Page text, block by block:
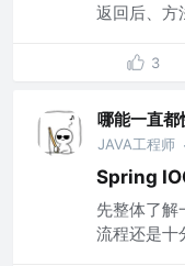
返回后、方
3
哪能一直都
JAVA工程师 ·
Spring
先整体了
流程还是十